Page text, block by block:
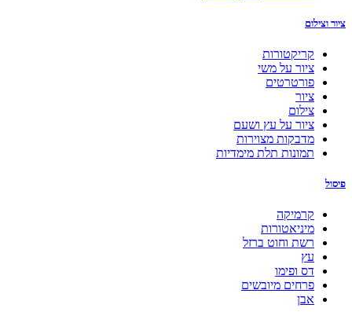
ציור וצילום
קריקטורות
ציור על משי
פורטרטים
ציור
צילום
ציור על עץ ושעם
מדבקות מצוירות
תמונות תלת מימדיות
פיסול
קרמיקה
מיניאטורות
רשת וחוט ברזל
עץ
דס ופימו
פרחים מיובשים
אבן